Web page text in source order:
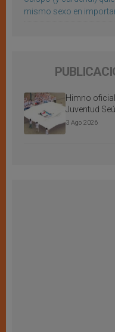
mismo sexo en
Himno
Juventud
3 Ago 2026